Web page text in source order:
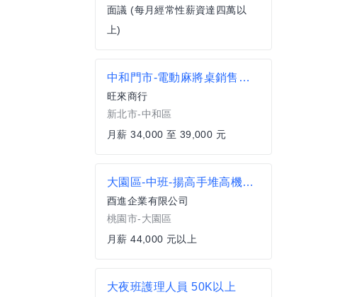
面議 (每月經常性薪資達四萬以
上)
中和門市-電動麻將桌銷售人員
旺來商行
新北市-中和區
月薪 34,000 至 39,000 元
大園區-中班-揚高手堆高機手高揚程
酉進企業有限公司
桃園市-大園區
月薪 44,000 元以上
大夜班護理人員 50K以上